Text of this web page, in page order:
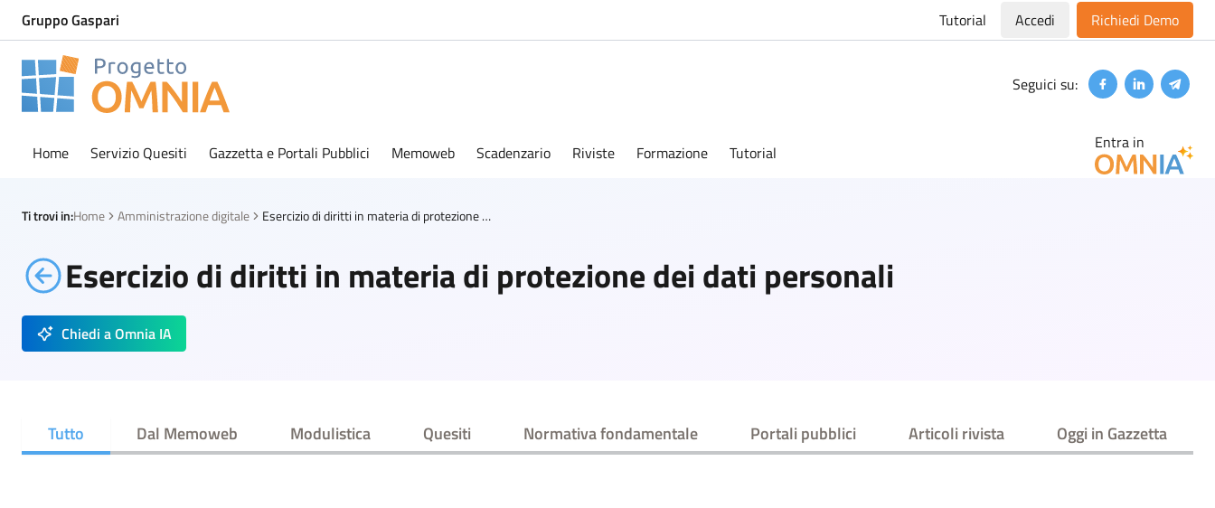
Gruppo Gaspari Tutorial Accedi Richiedi Demo
Progetto Omnia
Seguici su: FacebookLinkedin
Home Servizio Quesiti Gazzetta e Portali Pubblici Memoweb Scadenzario Riviste Formazione Tutorial Entra in
Ti trovi in:Home Amministrazione digitale Esercizio di diritti in materia di protezione dei dati personali
Esercizio di diritti in materia di protezione dei dati personali
Chiedi a Omnia IA
Tutto Dal Memoweb Modulistica Quesiti Normativa fondamentale Portali pubblici Articoli rivista Oggi in Gazzetta